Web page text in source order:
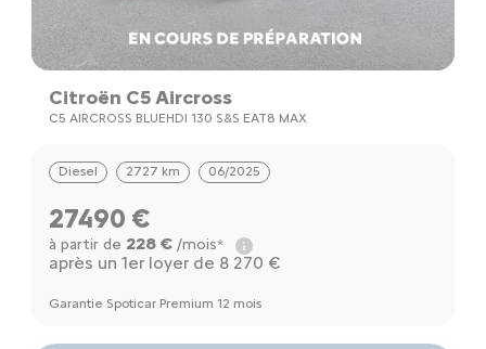
Citroën C5 Aircross
C5 AIRCROSS BLUEHDI 130 S&S EAT8 MAX
Diesel 2727 km 06/2025
27490 €
à partir de 228 €/mois*
après un 1er loyer de 8 270 €
Garantie Spoticar Premium 12 mois